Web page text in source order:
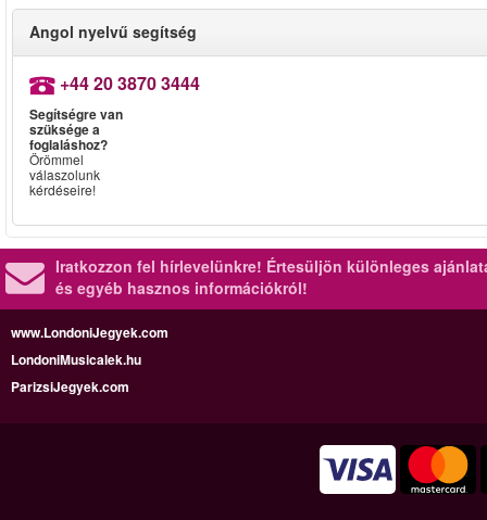
Angol nyelvű segítség
+44 20 3870 3444
Segítségre van
szüksége a
foglaláshoz?
Örömmel
válaszolunk
kérdéseire!
Iratkozzon fel hírlevelünkre! Értesüljön különleges
és egyéb hasznos információkról!
www.LondoniJegyek.com
LondoniMusicalek.hu
ParizsiJegyek.com